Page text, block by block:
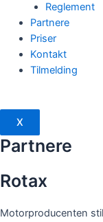
Reglement
Partnere
Priser
Kontakt
Tilmelding
X
Partnere
Rotax
Motorproducenten